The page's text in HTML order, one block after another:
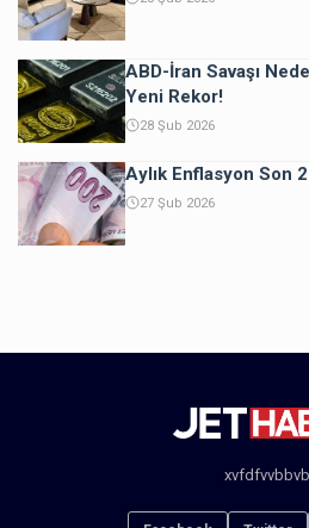
ABD-İran Savaşı
Yeni Rekor!
28 Şub 2026
Aylık Enflasyon Son
27 Şub 2026
xvfdfvvbbvb